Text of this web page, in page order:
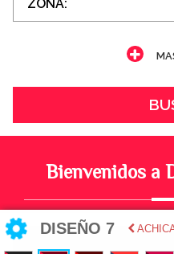
DISEÑO 7
Bienvenidos a